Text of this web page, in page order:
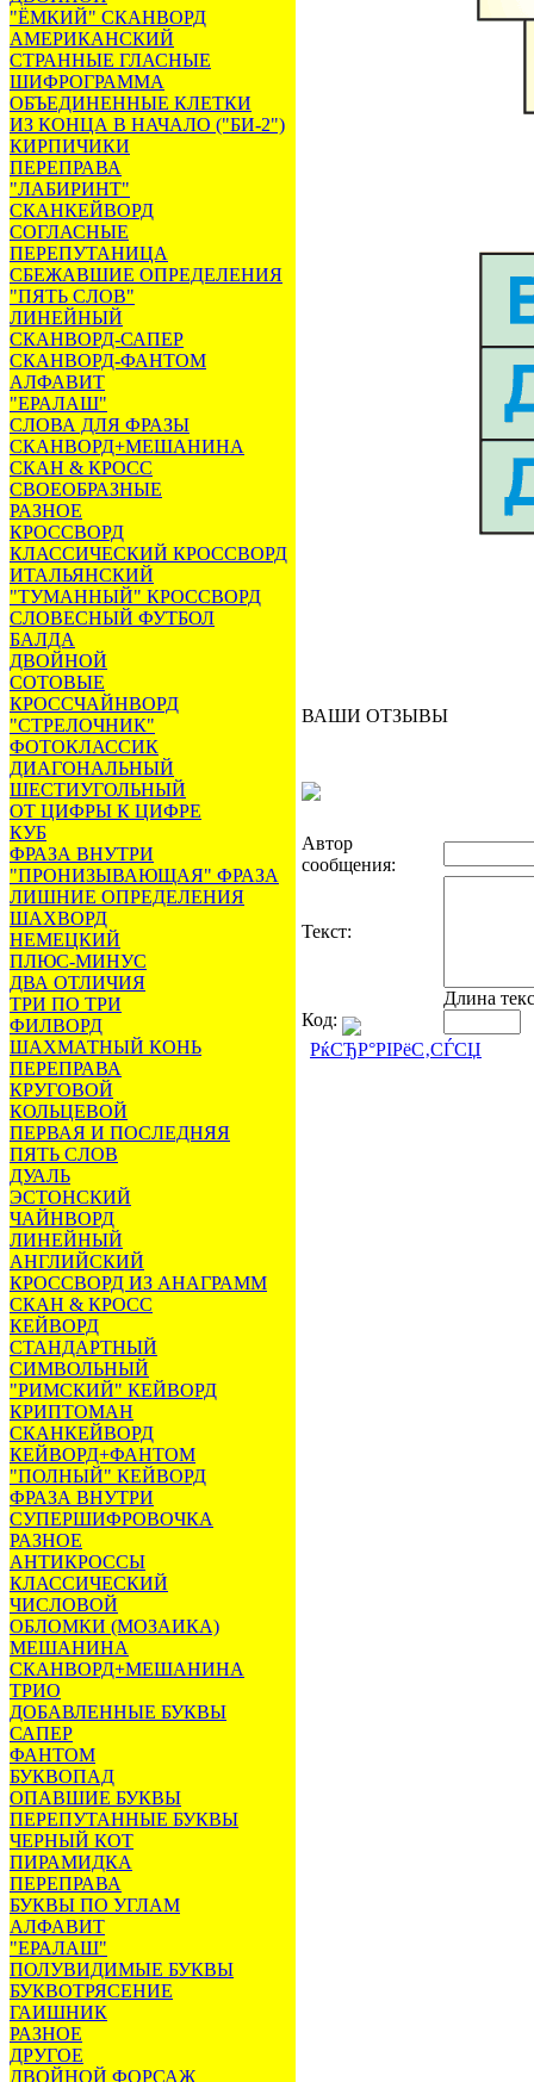
"ЁМКИЙ" СКАНВОРД
АМЕРИКАНСКИЙ
СТРАННЫЕ ГЛАСНЫЕ
ШИФРОГРАММА
ОБЪЕДИНЕННЫЕ КЛЕТКИ
ИЗ КОНЦА В НАЧАЛО ("БИ-2")
КИРПИЧИКИ
ПЕРЕПРАВА
"ЛАБИРИНТ"
СКАНКЕЙВОРД
СОГЛАСНЫЕ
ПЕРЕПУТАНИЦА
СБЕЖАВШИЕ ОПРЕДЕЛЕНИЯ
"ПЯТЬ СЛОВ"
ЛИНЕЙНЫЙ
СКАНВОРД-САПЕР
СКАНВОРД-ФАНТОМ
АЛФАВИТ
"ЕРАЛАШ"
СЛОВА ДЛЯ ФРАЗЫ
СКАНВОРД+МЕШАНИНА
СКАН & КРОСС
СВОЕОБРАЗНЫЕ
РАЗНОЕ
КРОССВОРД
КЛАССИЧЕСКИЙ КРОССВОРД
ИТАЛЬЯНСКИЙ
"ТУМАННЫЙ" КРОССВОРД
СЛОВЕСНЫЙ ФУТБОЛ
БАЛДА
ДВОЙНОЙ
СОТОВЫЕ
КРОССЧАЙНВОРД
"СТРЕЛОЧНИК"
ФОТОКЛАССИК
ДИАГОНАЛЬНЫЙ
ШЕСТИУГОЛЬНЫЙ
ОТ ЦИФРЫ К ЦИФРЕ
КУБ
ФРАЗА ВНУТРИ
"ПРОНИЗЫВАЮЩАЯ" ФРАЗА
ЛИШНИЕ ОПРЕДЕЛЕНИЯ
ШАХВОРД
НЕМЕЦКИЙ
ПЛЮС-МИНУС
ДВА ОТЛИЧИЯ
ТРИ ПО ТРИ
ФИЛВОРД
ШАХМАТНЫЙ КОНЬ
ПЕРЕПРАВА
КРУГОВОЙ
КОЛЬЦЕВОЙ
ПЕРВАЯ И ПОСЛЕДНЯЯ
ПЯТЬ СЛОВ
ДУАЛЬ
ЭСТОНСКИЙ
ЧАЙНВОРД
ЛИНЕЙНЫЙ
АНГЛИЙСКИЙ
КРОССВОРД ИЗ АНАГРАММ
СКАН & КРОСС
КЕЙВОРД
СТАНДАРТНЫЙ
СИМВОЛЬНЫЙ
"РИМСКИЙ" КЕЙВОРД
КРИПТОМАН
СКАНКЕЙВОРД
КЕЙВОРД+ФАНТОМ
"ПОЛНЫЙ" КЕЙВОРД
ФРАЗА ВНУТРИ
СУПЕРШИФРОВОЧКА
РАЗНОЕ
АНТИКРОССЫ
КЛАССИЧЕСКИЙ
ЧИСЛОВОЙ
ОБЛОМКИ (МОЗАИКА)
МЕШАНИНА
СКАНВОРД+МЕШАНИНА
ТРИО
ДОБАВЛЕННЫЕ БУКВЫ
САПЕР
ФАНТОМ
БУКВОПАД
ОПАВШИЕ БУКВЫ
ПЕРЕПУТАННЫЕ БУКВЫ
ЧЕРНЫЙ КОТ
ПИРАМИДКА
ПЕРЕПРАВА
БУКВЫ ПО УГЛАМ
АЛФАВИТ
"ЕРАЛАШ"
ПОЛУВИДИМЫЕ БУКВЫ
БУКВОТРЯСЕНИЕ
ГАИШНИК
РАЗНОЕ
ДРУГОЕ
ДВОЙНОЙ ФОРСАЖ
ВАШИ ОТЗЫВЫ
Автор
сообщения:
Текст:
Длина
Код:
РќСЂР°РІРёС‚СЃСЏ